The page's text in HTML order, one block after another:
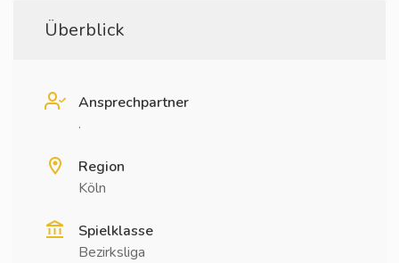
Überblick
Ansprechpartner
.
Region
Köln
Spielklasse
Bezirksliga